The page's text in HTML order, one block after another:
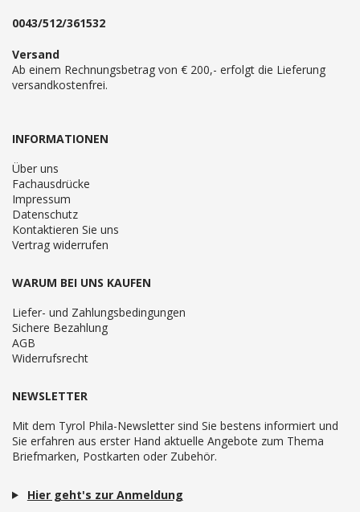
0043/512/361532
Versand
Ab einem Rechnungsbetrag von € 200,- erfolgt die Lieferung
versandkostenfrei.
INFORMATIONEN
Über uns
Fachausdrücke
Impressum
Datenschutz
Kontaktieren Sie uns
Vertrag widerrufen
WARUM BEI UNS KAUFEN
Liefer- und Zahlungsbedingungen
Sichere Bezahlung
AGB
Widerrufsrecht
NEWSLETTER
Mit dem Tyrol Phila-Newsletter sind Sie bestens informiert und
Sie erfahren aus erster Hand aktuelle Angebote zum Thema
Briefmarken, Postkarten oder Zubehör.
Hier geht's zur Anmeldung